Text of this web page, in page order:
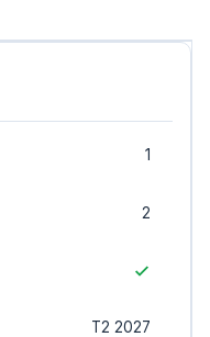
1
2
T2 2027